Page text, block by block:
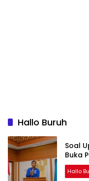
Hallo Buruh
Soal
Buka
Hallo